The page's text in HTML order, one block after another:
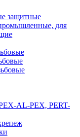
защитные
для
AL-PEX, PERT-